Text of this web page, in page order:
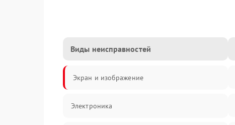
Виды неисправностей
Экран и изображение
Электроника